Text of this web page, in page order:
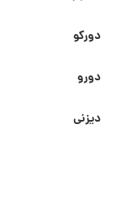
دورکو
دورو
دیزنی